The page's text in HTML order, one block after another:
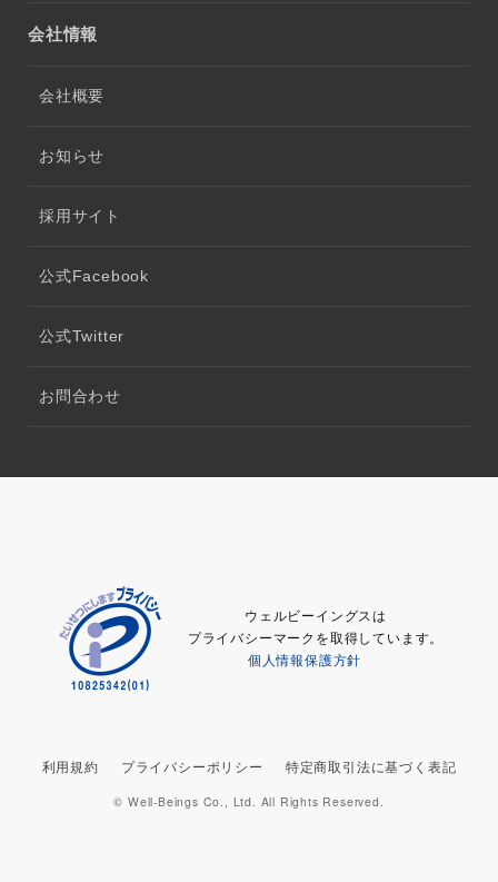
会社情報
会社概要
お知らせ
採用サイト
公式Facebook
公式Twitter
お問合わせ
ウェルビーイングスは
プライバシーマークを取得しています。
個人情報保護方針
利用規約 プライバシーポリシー 特定商取引法に基づく表記
© Well-Beings Co., Ltd. All Rights Reserved.